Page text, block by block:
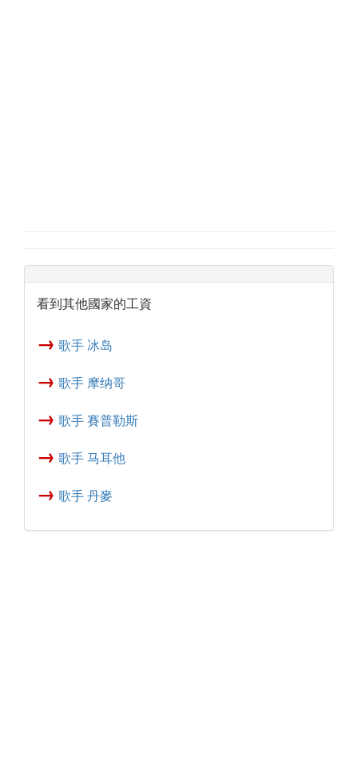
看到其他國家的工資
→ 歌手 冰岛
→ 歌手 摩纳哥
→ 歌手 賽普勒斯
→ 歌手 马耳他
→ 歌手 丹麥